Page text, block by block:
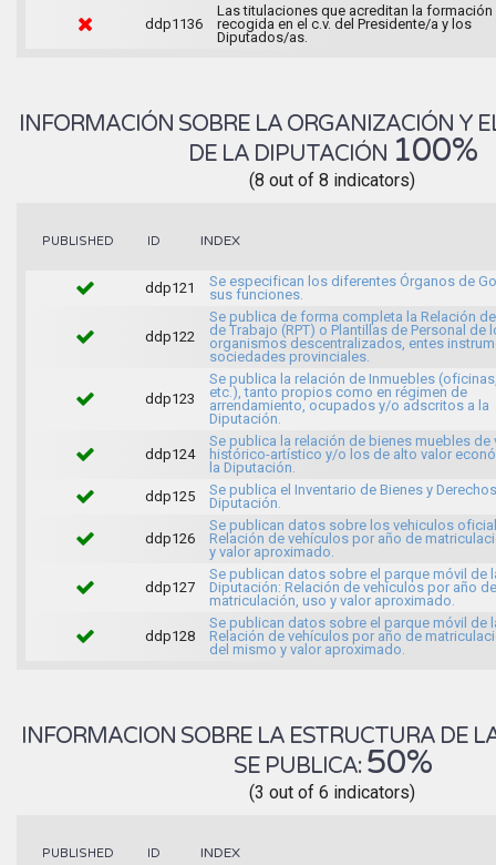
ddp1136
Las titulaciones que acreditan la formación
recogida en el c.v. del Presidente/a y los
Diputados/as.
INFORMACIÓN SOBRE LA ORGANIZACIÓN Y
DE LA DIPUTACIÓN 100%
(8 out of 8 indicators)
PUBLISHED ID INDEX
ddp121
Se especifican los diferentes Órganos de
sus funciones.
ddp122
Se publica de forma completa la Relación
de Trabajo (RPT) o Plantillas de Personal de
organismos descentralizados, entes
sociedades provinciales.
ddp123
Se publica la relación de Inmuebles
etc.), tanto propios como en régimen de
arrendamiento, ocupados y/o adscritos a la
Diputación.
ddp124
Se publica la relación de bienes muebles de
histórico-artístico y/o los de alto valor
la Diputación.
ddp125
Se publica el Inventario de Bienes y
Diputación.
ddp126
Se publican datos sobre los vehiculos
Relación de vehículos por año de
y valor aproximado.
ddp127
Se publican datos sobre el parque móvil de
Diputación: Relación de vehículos por año de
matriculación, uso y valor aproximado.
ddp128
Se publican datos sobre el parque móvil de
Relación de vehículos por año de
del mismo y valor aproximado.
INFORMACION SOBRE LA ESTRUCTURA DE
SE PUBLICA: 50%
(3 out of 6 indicators)
PUBLISHED ID INDEX